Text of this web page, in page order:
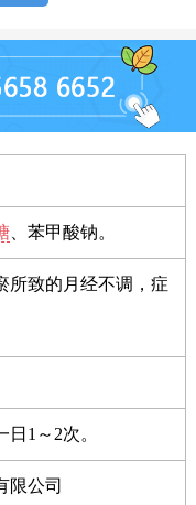
、苯甲酸钠。
所致的月经不调，症
1～2次。
限公司